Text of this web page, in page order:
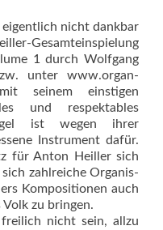
eigentlich nicht dankbar
Gesamteinspielung
1 durch Wolfgang
unter www.organ-
seinem einstigen
und respektables
ist wegen ihrer
Instrument dafür.
für Anton Heiller sich
sich zahlreiche Organis­
Kompositionen auch
zu bringen.
nicht sein, allzu